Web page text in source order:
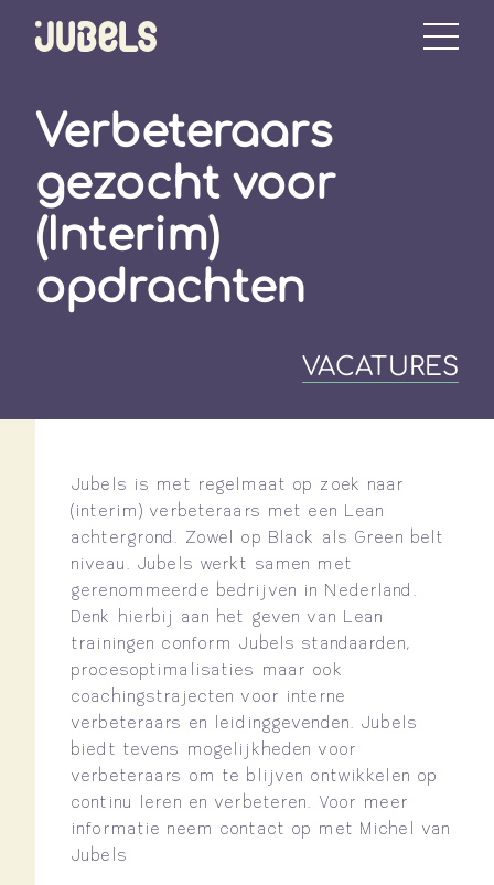
Verbeteraars
gezocht voor
(Interim)
opdrachten
VACATURES
Jubels is met regelmaat op zoek naar
(interim) verbeteraars met een Lean
achtergrond. Zowel op Black als Green belt
niveau. Jubels werkt samen met
gerenommeerde bedrijven in Nederland.
Denk hierbij aan het geven van Lean
trainingen conform Jubels standaarden,
procesoptimalisaties maar ook
coachingstrajecten voor interne
verbeteraars en leidinggevenden. Jubels
biedt tevens mogelijkheden voor
verbeteraars om te blijven ontwikkelen op
continu leren en verbeteren. Voor meer
informatie neem contact op met Michel van
Jubels